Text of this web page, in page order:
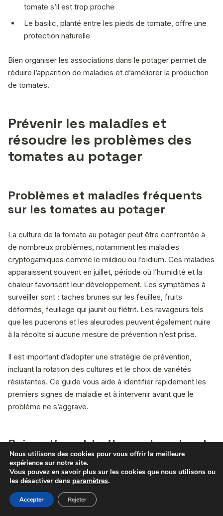
tomate s’il est trop proche
Le basilic, planté entre les pieds de tomate, offre une
protection naturelle
Bien organiser les associations dans le potager permet de
réduire l’apparition de maladies et d’améliorer la production
de tomates.
Prévenir les maladies et
résoudre les problèmes des
tomates au potager
Problèmes et maladies fréquents
sur les tomates au potager
La culture de la tomate au potager peut être confrontée à
de nombreux problèmes, notamment les maladies
cryptogamiques comme le mildiou ou l’oïdium. Ces maladies
apparaissent souvent en juillet, période où l’humidité et la
chaleur favorisent leur développement. Les symptômes à
surveiller sont : taches brunes sur les feuilles, fruits
déformés, feuillage qui jaunit ou flétrit. Les ravageurs tels
que les pucerons et les aleurodes peuvent également nuire
à la récolte si aucune mesure de prévention n’est prise.
Il est important d’adopter une stratégie de prévention,
incluant la rotation des cultures et le choix de variétés
résistantes. Ce guide vous aide à identifier rapidement les
premiers signes de maladie et à intervenir avant que le
problème ne s’aggrave.
Prévention et traitements naturels
contre les ravageurs
Pour limiter l’apparition de maladies et de ravageurs sur les
tomates, il existe des solutions naturelles efficaces. Voici
quelques exemples de symptômes et de traitements à
Nous utilisons des cookies pour vous offrir la meilleure
expérience sur notre site.
Vous pouvez en savoir plus sur les cookies que nous utilisons ou
les désactiver dans paramètres.
Accepter Rejeter